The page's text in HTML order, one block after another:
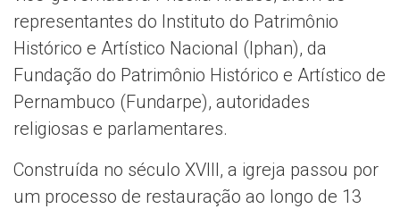
representantes do Instituto do Patrimônio
Histórico e Artístico Nacional (Iphan), da
Fundação do Patrimônio Histórico e Artístico de
Pernambuco (Fundarpe), autoridades
religiosas e parlamentares.
Construída no século XVIII, a igreja passou por
um processo de restauração ao longo de 13